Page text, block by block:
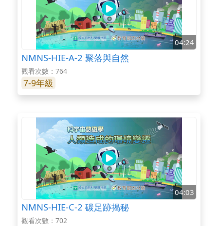
04:24
NMNS-HIE-A-2 聚落與自然
觀看次數：764
7-9年級
04:03
NMNS-HIE-C-2 碳足跡揭秘
觀看次數：702